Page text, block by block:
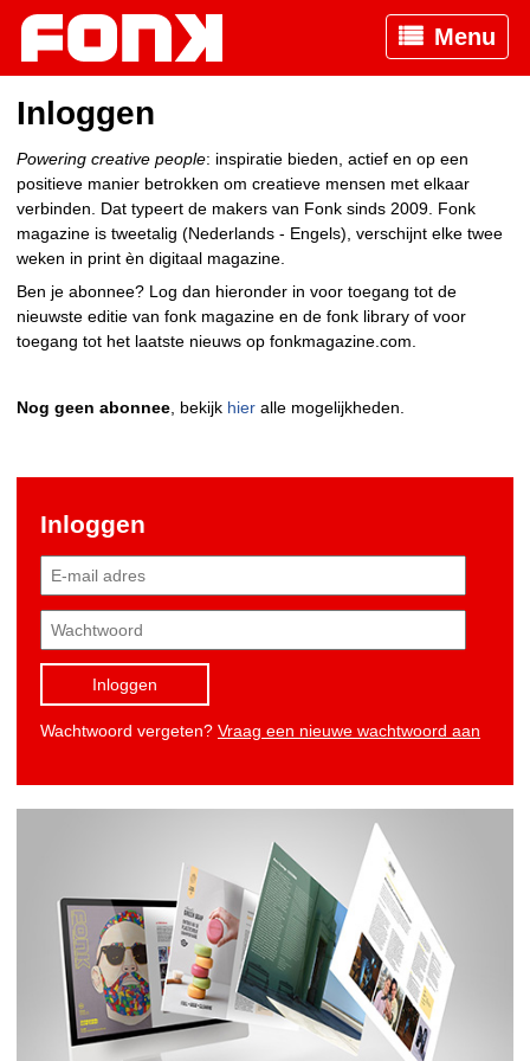
Menu
Inloggen
Powering creative people: inspiratie bieden, actief en op een
positieve manier betrokken om creatieve mensen met elkaar
verbinden. Dat typeert de makers van Fonk sinds 2009. Fonk
magazine is tweetalig (Nederlands - Engels), verschijnt elke twee
weken in print èn digitaal magazine.
Ben je abonnee? Log dan hieronder in voor toegang tot de
nieuwste editie van fonk magazine en de fonk library of voor
toegang tot het laatste nieuws op fonkmagazine.com.
Nog geen abonnee , bekijk hier alle mogelijkheden.
Inloggen
Inloggen
Wachtwoord vergeten? Vraag een nieuwe wachtwoord aan